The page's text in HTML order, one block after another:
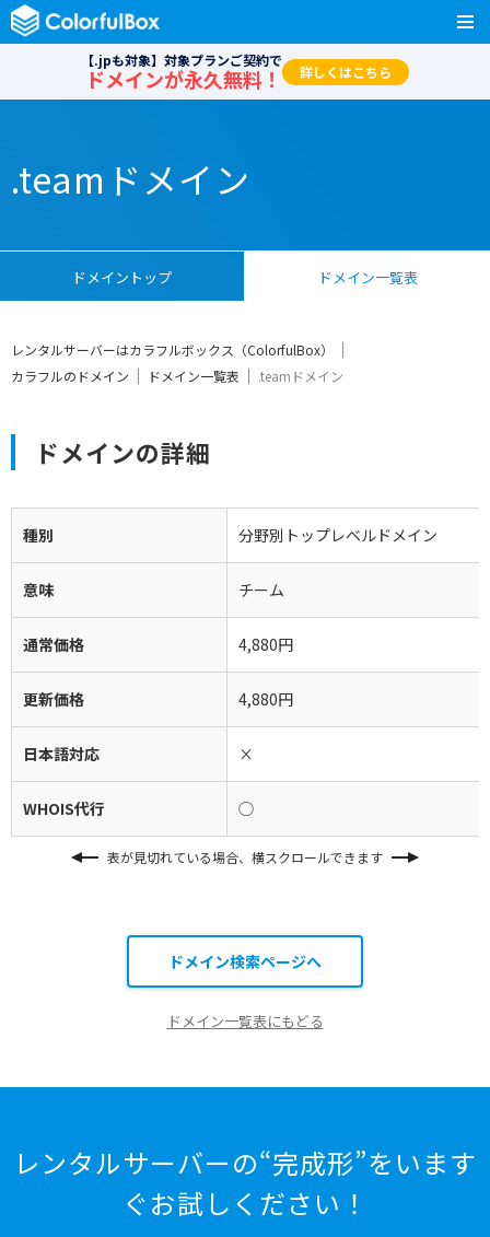
【.jpも対象】対象プランご契約で
ドメインが永久無料！ 詳しくはこちら
.teamドメイン
ドメイントップ ドメイン一覧表
レンタルサーバーはカラフルボックス（ColorfulBox）
カラフルのドメイン
ドメイン一覧表 .teamドメイン
ドメインの詳細
種別 分野別トップレベルドメイン
意味 チーム
通常価格 4,880円
更新価格 4,880円
日本語対応 ×
WHOIS代行 ◯
表が見切れている場合、横スクロールできます
ドメイン検索ページへ
ドメイン一覧表にもどる
レンタルサーバーの“完成形”をいます
ぐお試しください！